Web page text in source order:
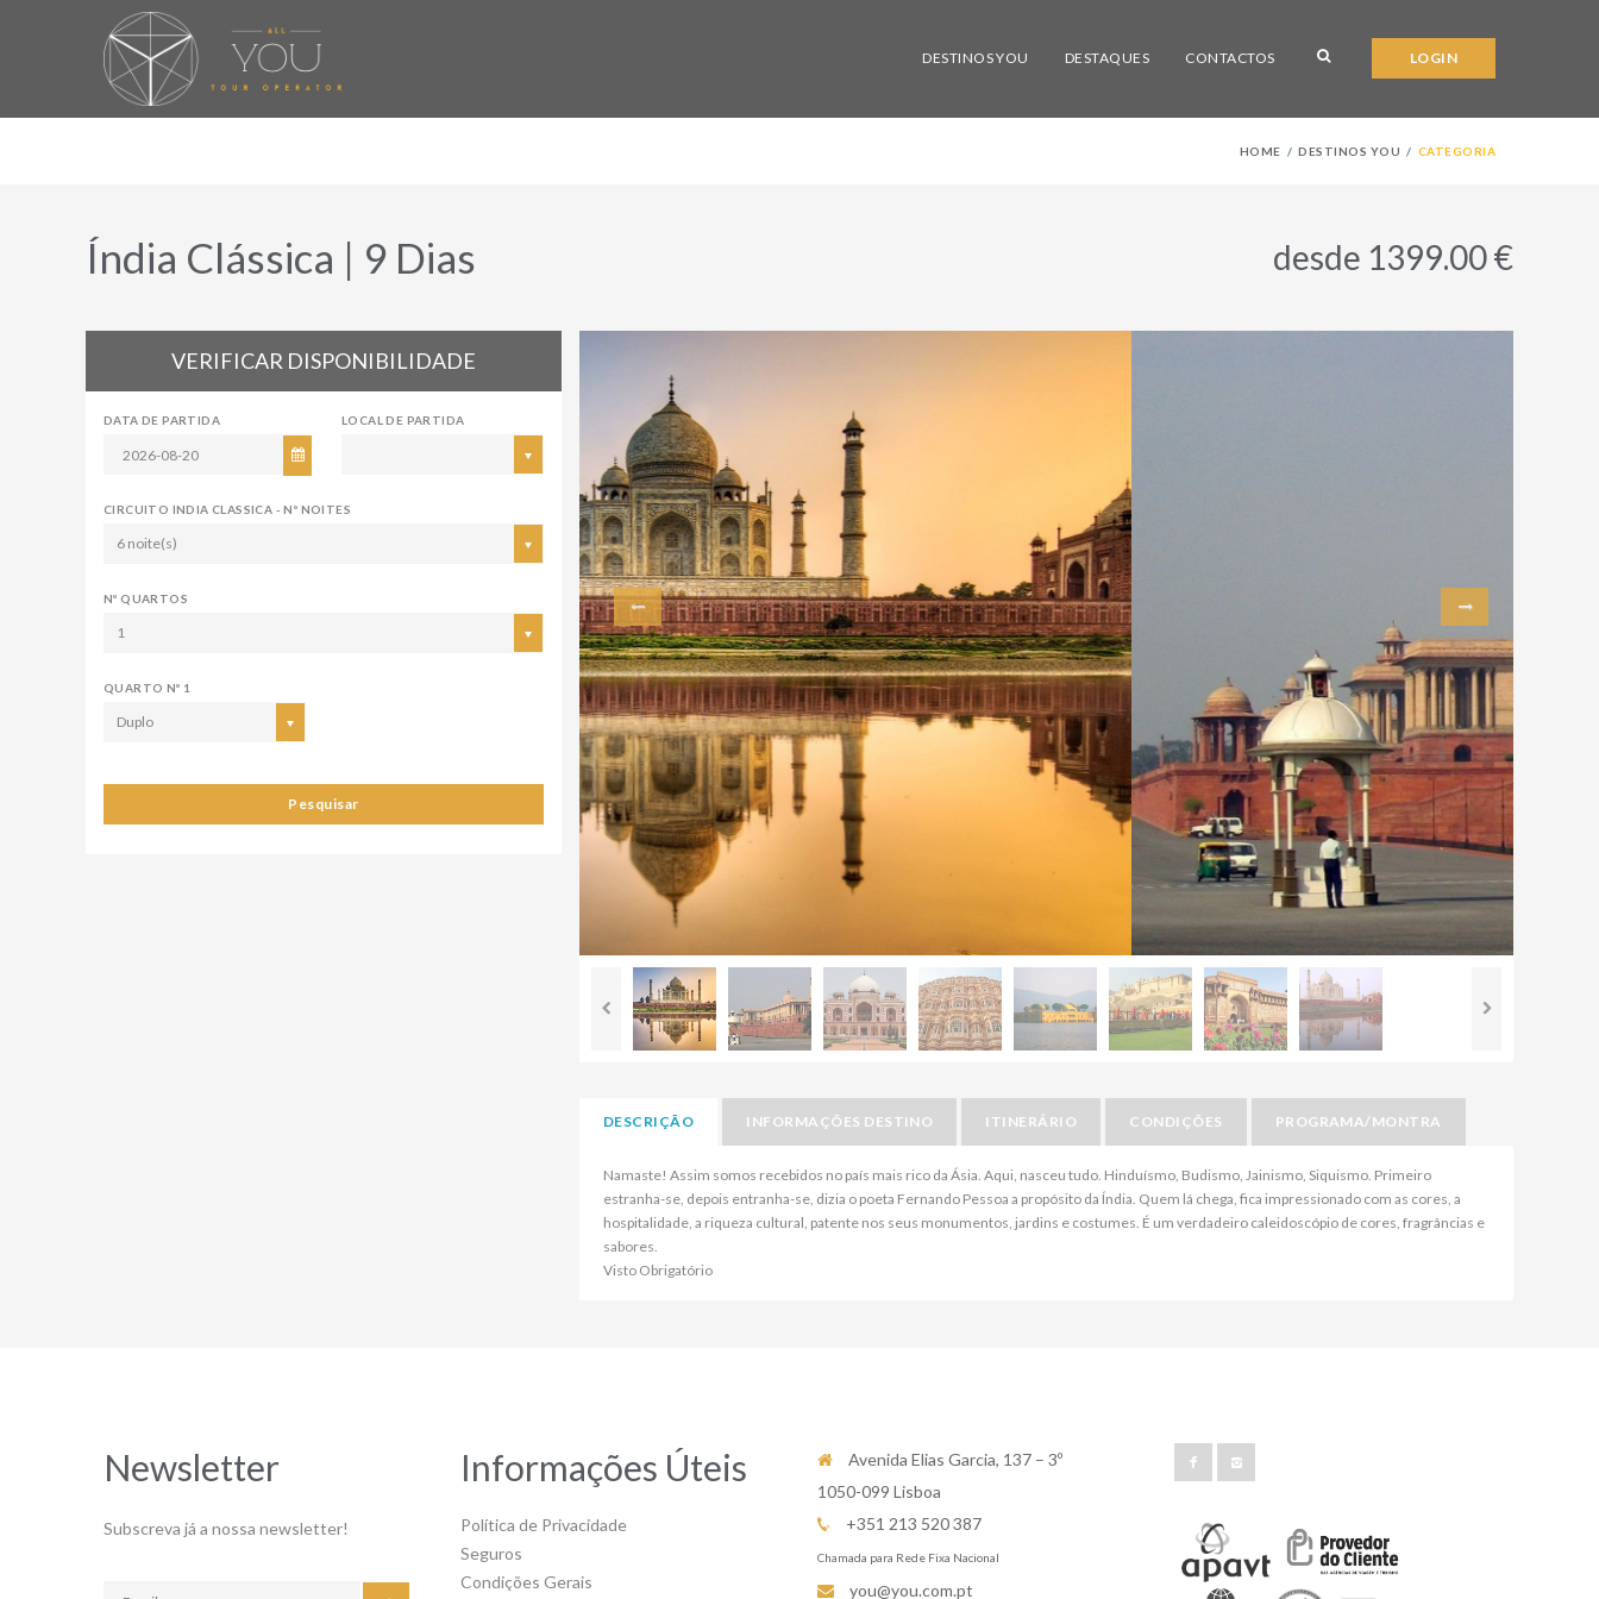
DESTINOS YOU DESTAQUES CONTACTOS LOGIN
HOME DESTINOS YOU CATEGORIA
Índia Clássica | 9 Dias desde 1399.00 €
VERIFICAR DISPONIBILIDADE
DATA DE PARTIDA LOCAL DE PARTIDA
CIRCUITO INDIA CLASSICA - Nº NOITES
6 noite(s)
Nº QUARTOS
1
QUARTO Nº 1
Duplo
Pesquisar
DESCRIÇÃO INFORMAÇÕES DESTINO ITINERÁRIO CONDIÇÕES PROGRAMA/MONTRA
Namaste! Assim somos recebidos no país mais rico da Ásia. Aqui, nasceu tudo. Hinduísmo, Budismo, Jainismo, Siquismo. Primeiro
estranha-se, depois entranha-se, dizia o poeta Fernando Pessoa a propósito da Índia. Quem lá chega, fica impressionado com as cores, a
hospitalidade, a riqueza cultural, patente nos seus monumentos, jardins e costumes. É um verdadeiro caleidoscópio de cores, fragrâncias e
sabores.
Visto Obrigatório
Newsletter
Subscreva já a nossa newsletter!
Informações Úteis
Política de Privacidade
Seguros
Condições Gerais
Avenida Elias Garcia, 137 – 3º
1050-099 Lisboa
+351 213 520 387
Chamada para Rede Fixa Nacional
you@you.com.pt